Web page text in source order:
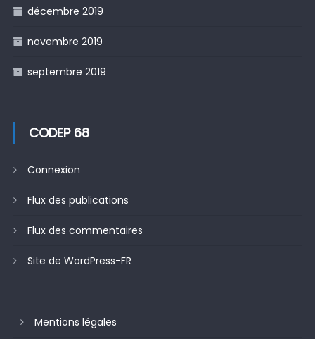
décembre 2019
novembre 2019
septembre 2019
CODEP 68
Connexion
Flux des publications
Flux des commentaires
Site de WordPress-FR
Mentions légales